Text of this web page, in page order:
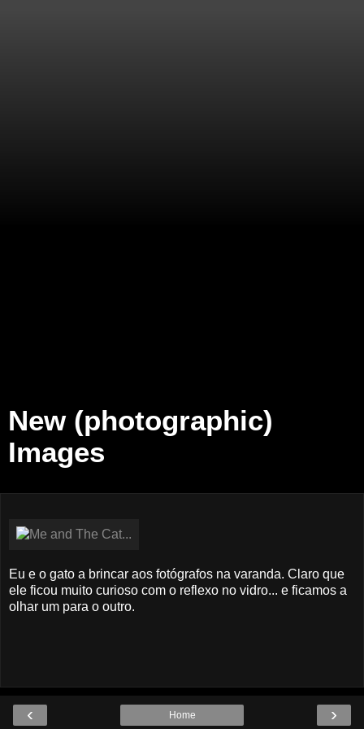
New (photographic)
Images
Eu e o gato a brincar aos fotógrafos na varanda. Claro que
ele ficou muito curioso com o reflexo no vidro... e ficamos a
olhar um para o outro.
‹ ›
Home